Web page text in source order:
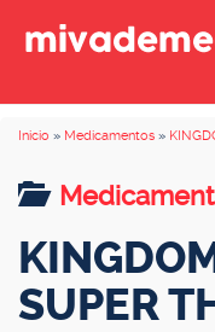
Inicio » Medicamentos »
SUPER